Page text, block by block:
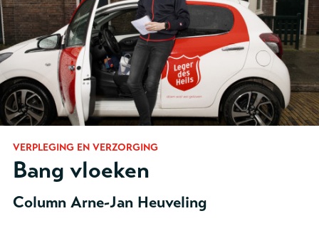
VERPLEGING EN VERZORGING
Bang vloeken
Column Arne-Jan Heuveling